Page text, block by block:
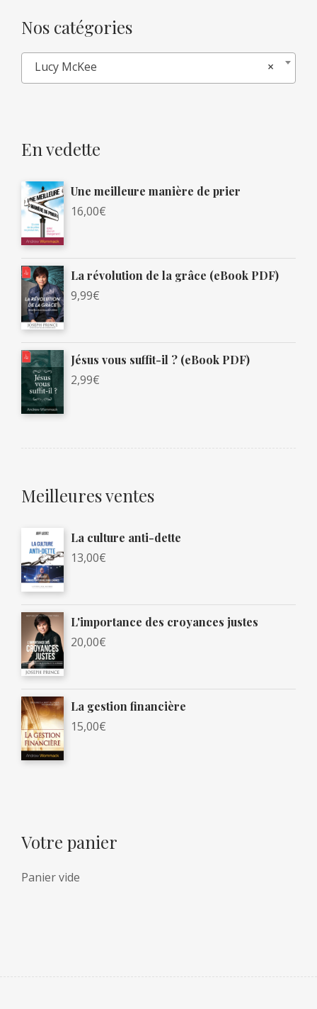
Nos catégories
×
Lucy McKee
En vedette
Une meilleure manière de prier
16,00€
La révolution de la grâce (eBook PDF)
9,99€
Jésus vous suffit-il ? (eBook PDF)
2,99€
Meilleures ventes
La culture anti-dette
13,00€
L'importance des croyances justes
20,00€
La gestion financière
15,00€
Votre panier
Panier vide